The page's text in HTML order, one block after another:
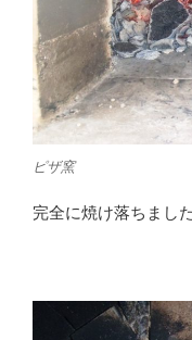
ピザ窯
完全に焼け落ちまし